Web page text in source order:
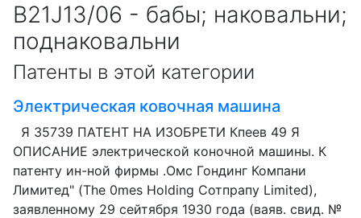
B21J13/06 - бабы; наковальни;
поднаковальни
Патенты в этой категории
Электрическая ковочная машина
Я 35739 ПАТЕНТ НА ИЗОБРЕТИ Кпеев 49 Я
ОПИСАНИЕ электрической коночной машины. К
патенту ин-ной фирмы .Омс Гондинг Компани
Лимитед" (The 0mes Holding Сотпрапу Limited),
заявленному 29 сейтября 1930 года (ваяв. свид. №